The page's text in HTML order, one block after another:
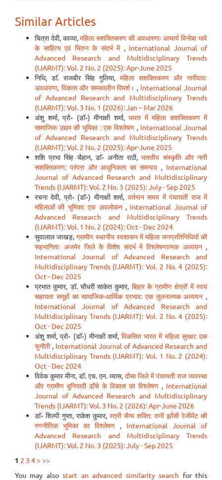
Similar Articles
चित्रा देवी, काव्या,महिला सशक्तिकरण की अवधारणाः आचार्य विनोबा भावे
के साहित्य एवं चिंतन के संदर्भ में , International Journal of
Advanced Research and Multidisciplinary Trends
(IJARMT): Vol. 2 No. 2 (2025): Apr-June 2025
निधि, डाॅ. राजबीर सिंह गुलिया, महिला सशक्तिकरण और नारीवादः
अवधारणा, विकास और समकालीन विमर्श। , International Journal
of Advanced Research and Multidisciplinary Trends
(IJARMT): Vol. 3 No. 1 (2026): Jan – Mar 2026
अंशु शर्मा, प्रो॰ (डॉ॰) मीनाक्षी शर्मा, भारत में महिला सशक्तिकरण में
सामाजिक उद्यम की भूमिका : एक विश्लेषण , International Journal
of Advanced Research and Multidisciplinary Trends
(IJARMT): Vol. 2 No. 2 (2025): Apr-June 2025
शशि प्रभा सिंह चैहान, डाॅ॰ अनीता राठी,भारतीय संस्कृति और नारी
सशक्तिकरण: परंपरा और आधुनिकता का समन्वय , International
Journal of Advanced Research and Multidisciplinary
Trends (IJARMT): Vol. 2 No. 3 (2025): July - Sep 2025
रचना देवी, प्रो॰ (डॉ॰) मीनाक्षी शर्मा, वर्तमान समय में पंचायती राज में
महिलाओं की भूमिका: एक अवलोकन , International Journal of
Advanced Research and Multidisciplinary Trends
(IJARMT): Vol. 1 No. 2 (2024): Oct - Dec 2024
सुवालाल जाखड़, ग्रामीण स्थानीय स्वशासन में महिला जनप्रतिनिधियों की
सहभागिताः अजमेर जिले के विशेष संदर्भ में विश्लेषणात्मक अध्ययन ,
International Journal of Advanced Research and
Multidisciplinary Trends (IJARMT): Vol. 2 No. 4 (2025):
Oct - Dec 2025
प्रभात कुमार, डॉ. चौधरी साकेत कुमार, बिहार के ग्रामीण क्षेत्रों में स्वयं
सहायता समूहों का सामाजिक-आर्थिक प्रभाव: एक तुलनात्मक अध्ययन ,
International Journal of Advanced Research and
Multidisciplinary Trends (IJARMT): Vol. 2 No. 4 (2025):
Oct - Dec 2025
अंशु शर्मा, प्रो॰ (डॉ॰) मीनाक्षी शर्मा,विकसित भारत में महिला सुरक्षा: एक
चुनौती , International Journal of Advanced Research and
Multidisciplinary Trends (IJARMT): Vol. 1 No. 2 (2024):
Oct - Dec 2024
विवेक कुमार मीना, डॉ. एच. एन. व्यास, दौसा जिले में पंचायती राज व्यवस्था
और ग्रामीण बुनियादी ढाँचे के विकास का विश्लेषण , International
Journal of Advanced Research and Multidisciplinary
Trends (IJARMT): Vol. 3 No. 2 (2026): Apr-June 2026
डाॅ॰ शिल्पी गुप्ता, राकेश कुमार, स्त्री सैन्य शक्ति: रानी झाँसी रेजीमेंट की
रणनीतिक भूमिका का विश्लेषण , International Journal of
Advanced Research and Multidisciplinary Trends
(IJARMT): Vol. 2 No. 3 (2025): July - Sep 2025
1 2 3 4 > >>
You may alsostart an advanced similarity search for this